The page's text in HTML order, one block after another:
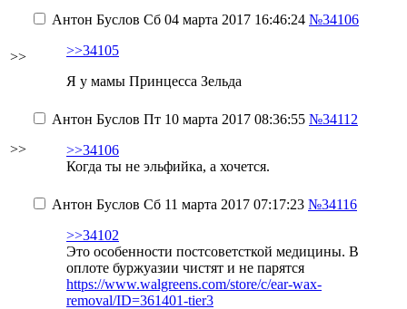
>>
Антон Буслов Сб 04 марта 2017 16:46:24 №34106
>>34105
Я у мамы Принцесса Зельда
>>
Антон Буслов Пт 10 марта 2017 08:36:55 №34112
>>34106
Когда ты не эльфийка, а хочется.
Антон Буслов Сб 11 марта 2017 07:17:23 №34116
>>34102
Это особенности постсоветсткой медицины. В
оплоте буржуазии чистят и не парятся
https://www.walgreens.com/store/c/ear-wax-
removal/ID=361401-tier3